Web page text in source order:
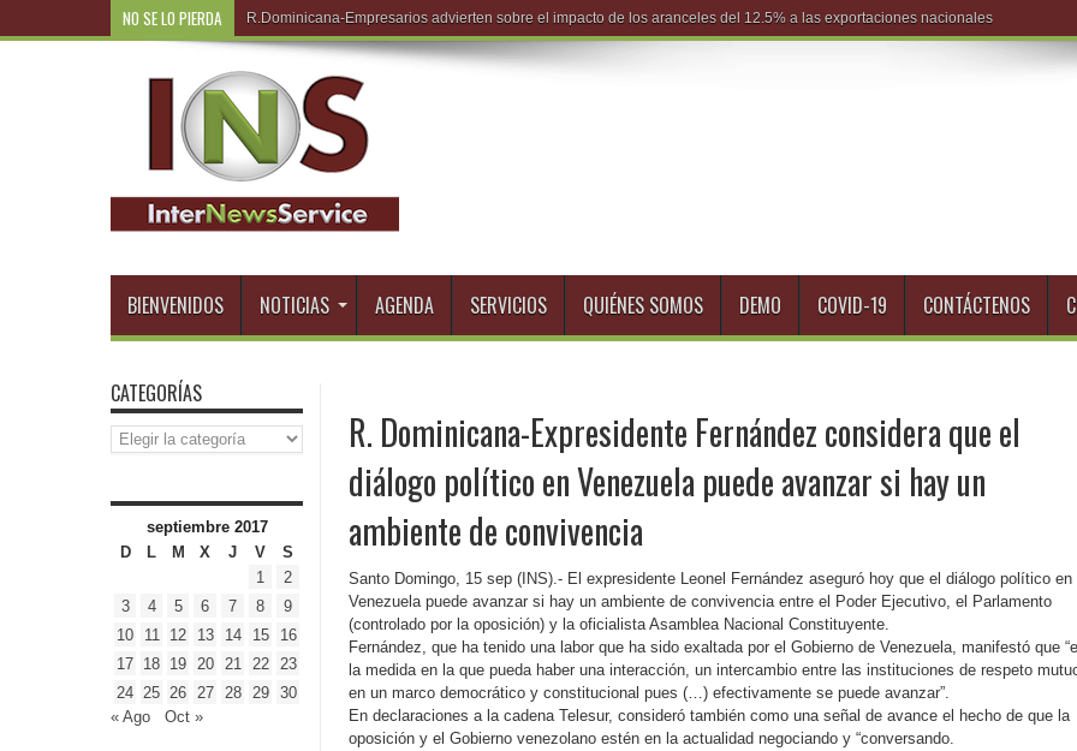
NO SE LO PIERDA R.Domin
BIENVENIDOS NOTICIAS AGENDA SERVICIOS QUIÉNES SOMOS DEMO COVID-19 CONTÁCTENOS
R. Dominicana-Expresidente Fernández considera que el
diálogo político en Venezuela puede avanzar si hay un
ambiente de convivencia
Santo Domingo, 15 sep (INS).- El expresidente Leonel Fernández aseguró hoy que el diálogo político en
Venezuela puede avanzar si hay un ambiente de convivencia entre el Poder Ejecutivo, el Parlamento
(controlado por la oposición) y la oficialista Asamblea Nacional Constituyente.
Fernández, que ha tenido una labor que ha sido exaltada por el Gobierno de Venezuela, manifestó que
la medida en la que pueda haber una interacción, un intercambio entre las instituciones de respeto
en un marco democrático y constitucional pues (…) efectivamente se puede avanzar”.
En declaraciones a la cadena Telesur, consideró también como una señal de avance el hecho de que la
oposición y el Gobierno venezolano estén en la actualidad negociando y “conversando.
CATEGORÍAS
Categorías
septiembre 2017
D
L M X J V
S
1
2
3
4 5 6 7 8
9
10
11 12 13 14 15
16
17 18 19 20 21 22
23
24 25 26 27 28 29
30
« Ago
Oct »